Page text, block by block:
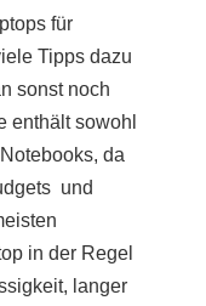
für
Tipps dazu
sonst noch
enthält sowohl
da
und
in der Regel
langer